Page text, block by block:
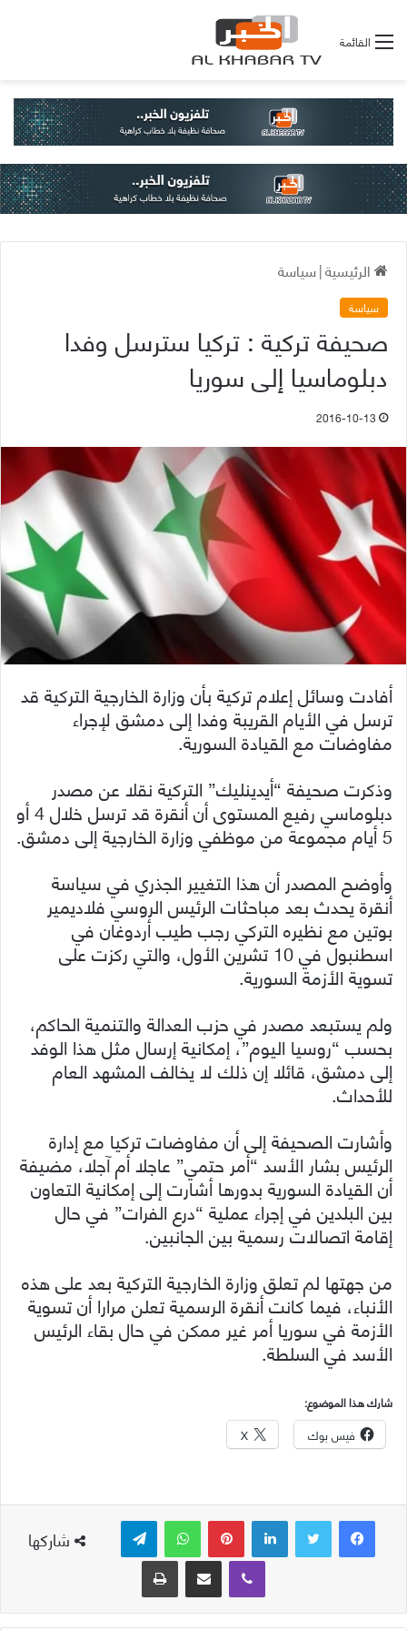
القائمة
الرئيسية|سياسة
سياسة
صحيفة تركية : تركيا سترسل وفدا
دبلوماسيا إلى سوريا
2016-10-13
أفادت وسائل إعلام تركية بأن وزارة الخارجية التركية قد
ترسل في الأيام القريبة وفدا إلى دمشق لإجراء
مفاوضات مع القيادة السورية.
وذكرت صحيفة “أيدينليك” التركية نقلا عن مصدر
دبلوماسي رفيع المستوى أن أنقرة قد ترسل خلال 4 أو
5 أيام مجموعة من موظفي وزارة الخارجية إلى دمشق.
وأوضح المصدر أن هذا التغيير الجذري في سياسة
أنقرة يحدث بعد مباحثات الرئيس الروسي فلاديمير
بوتين مع نظيره التركي رجب طيب أردوغان في
اسطنبول في 10 تشرين الأول، والتي ركزت على
تسوية الأزمة السورية.
ولم يستبعد مصدر في حزب العدالة والتنمية الحاكم،
بحسب “روسيا اليوم”، إمكانية إرسال مثل هذا الوفد
إلى دمشق، قائلا إن ذلك لا يخالف المشهد العام
للأحداث.
وأشارت الصحيفة إلى أن مفاوضات تركيا مع إدارة
الرئيس بشار الأسد “أمر حتمي” عاجلا أم آجلا، مضيفة
أن القيادة السورية بدورها أشارت إلى إمكانية التعاون
بين البلدين في إجراء عملية “درع الفرات” في حال
إقامة اتصالات رسمية بين الجانبين.
من جهتها لم تعلق وزارة الخارجية التركية بعد على هذه
الأنباء، فيما كانت أنقرة الرسمية تعلن مرارا أن تسوية
الأزمة في سوريا أمر غير ممكن في حال بقاء الرئيس
الأسد في السلطة.
شارك هذا الموضوع:
فيس بوك X
شاركها
لينكدإن بينتيريست واتساب
ڤايبر
مشاركة عبر البريد طباعة